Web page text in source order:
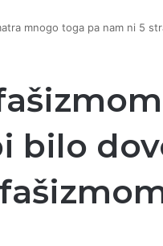
mnogo toga pa nam ni 5
bilo